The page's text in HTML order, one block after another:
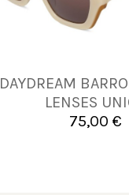
DAYDREAM
LENSES
75,00 €
UNICA
Añadir al